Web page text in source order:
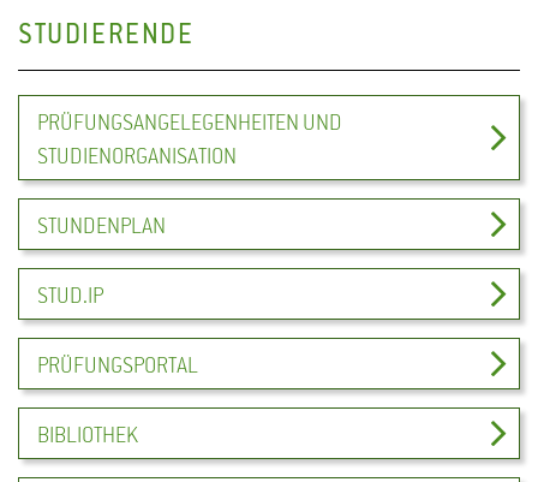
STUDIERENDE
PRÜFUNGSANGELEGENHEITEN UND
STUDIENORGANISATION
STUNDENPLAN
STUD.IP
PRÜFUNGSPORTAL
BIBLIOTHEK